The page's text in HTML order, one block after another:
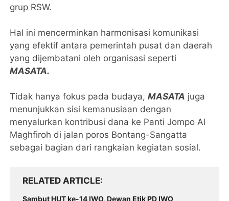
grup RSW.
​Hal ini mencerminkan harmonisasi komunikasi
yang efektif antara pemerintah pusat dan daerah
yang dijembatani oleh organisasi seperti
MASATA.
Tidak hanya fokus pada budaya,MASATA juga
menunjukkan sisi kemanusiaan dengan
menyalurkan kontribusi dana ke Panti Jompo Al
Maghfiroh di jalan poros Bontang-Sangatta
sebagai bagian dari rangkaian kegiatan sosial.
RELATED ARTICLE
Sambut HUT ke-14 IWO, Dewan Etik PD IWO